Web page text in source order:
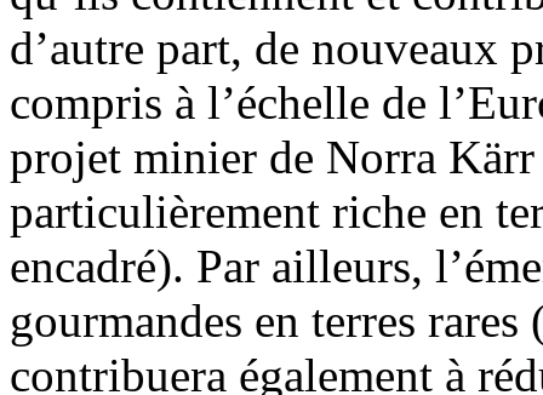
d’autre part, de nouveaux
compris à l’échelle de
projet minier de Norra Kärr
particulièrement riche en
encadré). Par ailleurs,
gourmandes en terres
contribuera également à